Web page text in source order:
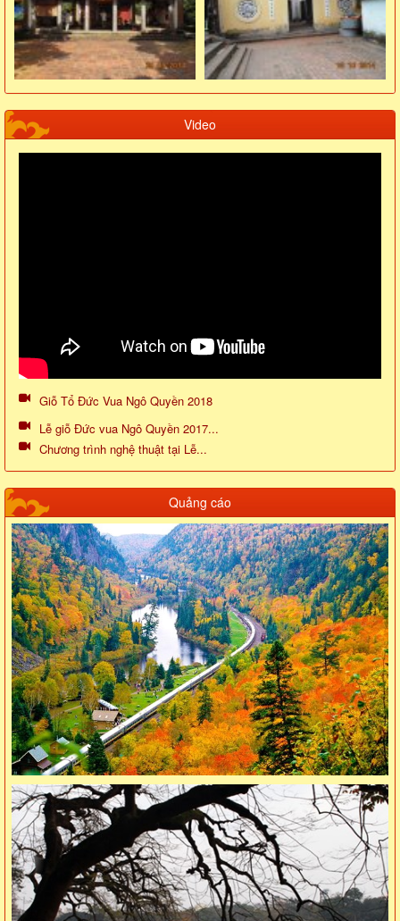
Video
Giỗ Tổ Đức Vua Ngô Quyền 2018
Lễ giỗ Đức vua Ngô Quyền 2017...
Chương trình nghệ thuật tại Lễ...
Quảng cáo